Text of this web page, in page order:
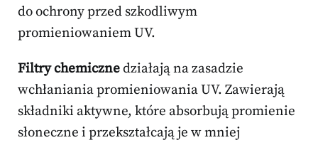
do ochrony przed szkodliwym
promieniowaniem UV.
Filtry chemicznedziałają na zasadzie
wchłaniania promieniowania UV. Zawierają
składniki aktywne, które absorbują promienie
słoneczne i przekształcają je w mniej